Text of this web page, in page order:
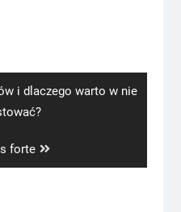
i dlaczego warto w nie
forte